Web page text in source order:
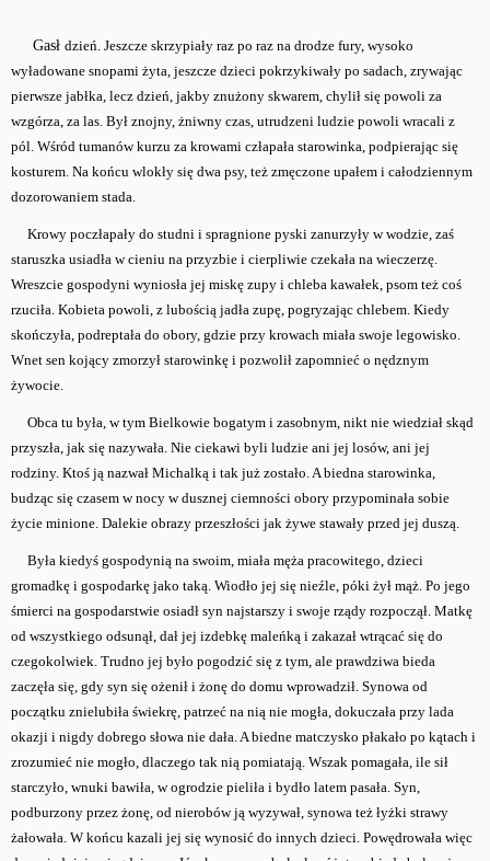
Gasł dzień. Jeszcze skrzypiały raz po raz na drodze fury, wysoko
wyładowane snopami żyta, jeszcze dzieci pokrzykiwały po sadach, zrywając
pierwsze jabłka, lecz dzień, jakby znużony skwarem, chylił się powoli za
wzgórza, za las. Był znojny, żniwny czas, utrudzeni ludzie powoli wracali z
pól. Wśród tumanów kurzu za krowami człapała starowinka, podpierając się
kosturem. Na końcu wlokły się dwa psy, też zmęczone upałem i całodziennym
dozorowaniem stada.
Krowy poczłapały do studni i spragnione pyski zanurzyły w wodzie, zaś
staruszka usiadła w cieniu na przyzbie i cierpliwie czekała na wieczerzę.
Wreszcie gospodyni wyniosła jej miskę zupy i chleba kawałek, psom też coś
rzuciła. Kobieta powoli, z lubością jadła zupę, pogryzając chlebem. Kiedy
skończyła, podreptała do obory, gdzie przy krowach miała swoje legowisko.
Wnet sen kojący zmorzył starowinkę i pozwolił zapomnieć o nędznym
żywocie.
Obca tu była, w tym Bielkowie bogatym i zasobnym, nikt nie wiedział skąd
przyszła, jak się nazywała. Nie ciekawi byli ludzie ani jej losów, ani jej
rodziny. Ktoś ją nazwał Michalką i tak już zostało. A biedna starowinka,
budząc się czasem w nocy w dusznej ciemności obory przypominała sobie
życie minione. Dalekie obrazy przeszłości jak żywe stawały przed jej duszą.
Była kiedyś gospodynią na swoim, miała męża pracowitego, dzieci
gromadkę i gospodarkę jako taką. Wiodło jej się nieźle, póki żył mąż. Po jego
śmierci na gospodarstwie osiadł syn najstarszy i swoje rządy rozpoczął. Matkę
od wszystkiego odsunął, dał jej izdebkę maleńką i zakazał wtrącać się do
czegokolwiek. Trudno jej było pogodzić się z tym, ale prawdziwa bieda
zaczęła się, gdy syn się ożenił i żonę do domu wprowadził. Synowa od
początku znielubiła świekrę, patrzeć na nią nie mogła, dokuczała przy lada
okazji i nigdy dobrego słowa nie dała. A biedne matczysko płakało po kątach i
zrozumieć nie mogło, dlaczego tak nią pomiatają. Wszak pomagała, ile sił
starczyło, wnuki bawiła, w ogrodzie pieliła i bydło latem pasała. Syn,
podburzony przez żonę, od nierobów ją wyzywał, synowa też łyżki strawy
żałowała. W końcu kazali jej się wynosić do innych dzieci. Powędrowała więc